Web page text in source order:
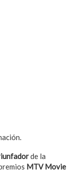
de la
MTV Movie